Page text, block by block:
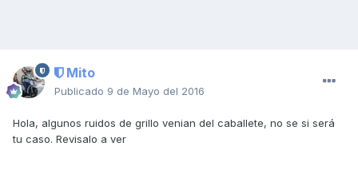
Mito
Publicado 9 de Mayo del 2016
Hola, algunos ruidos de grillo venian del caballete, no se si será
tu caso. Revisalo a ver